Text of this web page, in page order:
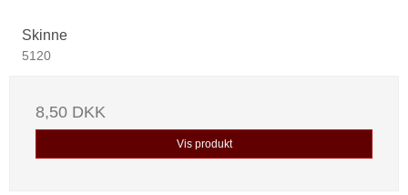
Skinne
5120
8,50 DKK
Vis produkt